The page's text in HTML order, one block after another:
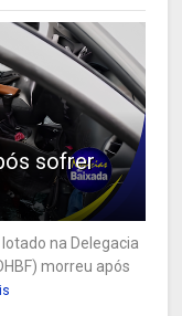
sofrer
lotado na Delegacia
morreu após